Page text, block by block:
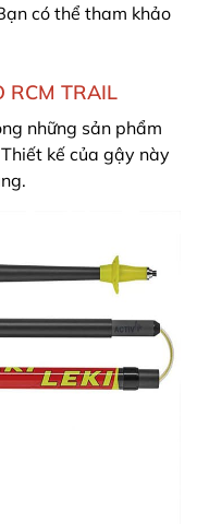
có thể tham khảo
RCM TRAIL
những sản phẩm
kế của gậy này